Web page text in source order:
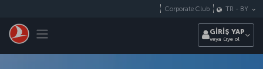
Toggle navigation
Corporate Club TR - BY
GİRİŞ YAP
veya üye ol